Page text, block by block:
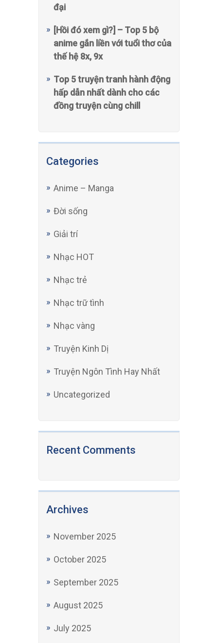
đại
[Hồi đó xem gì?] – Top 5 bộ
anime gắn liền với tuổi thơ của
thế hệ 8x, 9x
Top 5 truyện tranh hành động
hấp dẫn nhất dành cho các
đồng truyện cùng chill
Categories
Anime – Manga
Đời sống
Giải trí
Nhạc HOT
Nhạc trẻ
Nhạc trữ tình
Nhạc vàng
Truyện Kinh Dị
Truyện Ngôn Tình Hay Nhất
Uncategorized
Recent Comments
Archives
November 2025
October 2025
September 2025
August 2025
July 2025